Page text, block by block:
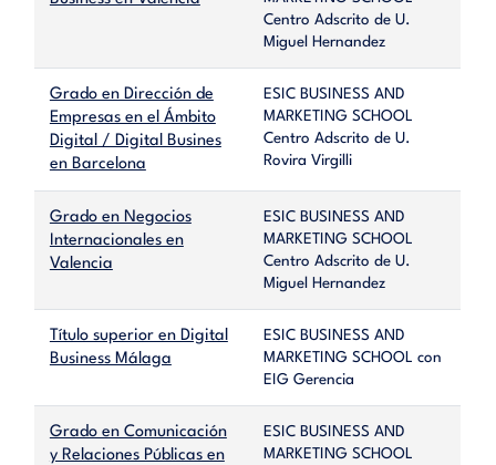
Centro Adscrito de U.
Miguel Hernandez
Grado en Dirección de
Empresas en el Ámbito
Digital / Digital Busines
en Barcelona
ESIC BUSINESS AND
MARKETING SCHOOL
Centro Adscrito de U.
Rovira Virgilli
Grado en Negocios
Internacionales en
Valencia
ESIC BUSINESS AND
MARKETING SCHOOL
Centro Adscrito de U.
Miguel Hernandez
Título superior en Digital
Business Málaga
ESIC BUSINESS AND
MARKETING SCHOOL con
EIG Gerencia
Grado en Comunicación
y Relaciones Públicas en
ESIC BUSINESS AND
MARKETING SCHOOL